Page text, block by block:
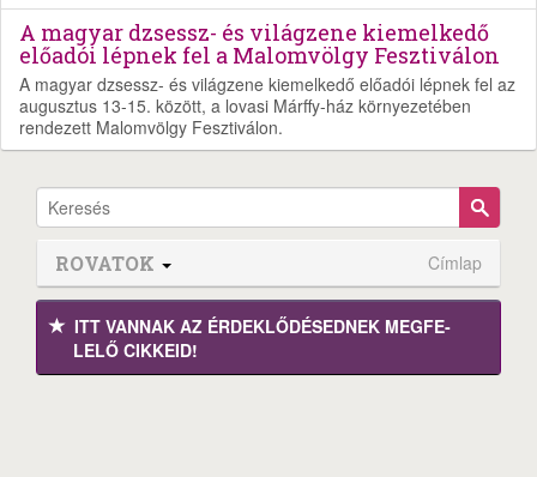
A magyar dzsessz- és világzene kiemelkedő
előadói lépnek fel a Malomvölgy Fesztiválon
A magyar dzsessz- és világzene kiemelkedő előadói lépnek fel az
augusztus 13-15. között, a lovasi Márffy-ház környezetében
rendezett Malomvölgy Fesztiválon.
ROVATOK Címlap
ITT VANNAK AZ ÉRDEK­LŐDÉ­SEDNEK MEGFE­
LELŐ CIKKEID!